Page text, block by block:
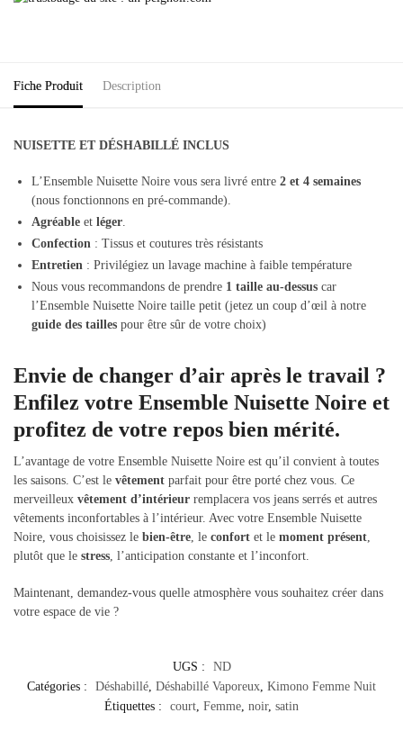
Fiche Produit Description
NUISETTE ET DÉSHABILLÉ INCLUS
L’Ensemble Nuisette Noire vous sera livré entre 2 et 4 semaines
(nous fonctionnons en pré-commande).
Agréable et léger.
Confection : Tissus et coutures très résistants
Entretien : Privilégiez un lavage machine à faible température
Nous vous recommandons de prendre 1 taille au-dessus car
l’Ensemble Nuisette Noire taille petit (jetez un coup d’œil à notre
guide des tailles pour être sûr de votre choix)
Envie de changer d’air après le travail ?
Enfilez votre Ensemble Nuisette Noire et
profitez de votre repos bien mérité.
L’avantage de votre Ensemble Nuisette Noire est qu’il convient à toutes
les saisons. C’est le vêtement parfait pour être porté chez vous. Ce
merveilleux vêtement d’intérieur remplacera vos jeans serrés et autres
vêtements inconfortables à l’intérieur. Avec votre Ensemble Nuisette
Noire, vous choisissez le bien-être, le confort et le moment présent,
plutôt que le stress, l’anticipation constante et l’inconfort.
Maintenant, demandez-vous quelle atmosphère vous souhaitez créer dans
votre espace de vie ?
UGS :
ND
Catégories :
Déshabillé, Déshabillé Vaporeux, Kimono Femme Nuit
Étiquettes :
court, Femme, noir, satin